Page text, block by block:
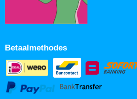
Betaalmethodes